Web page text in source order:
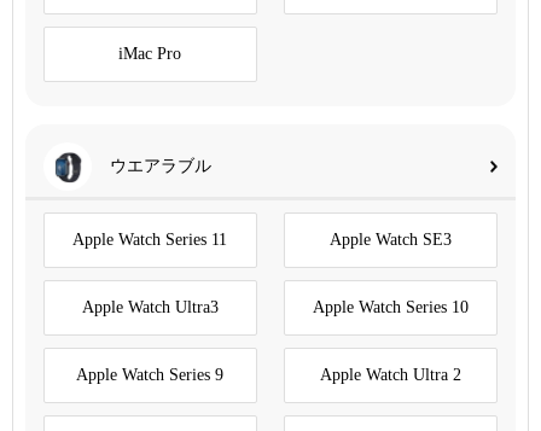
iMac Pro
ウエアラブル
Apple Watch Series 11 Apple Watch SE3
Apple Watch Ultra3 Apple Watch Series 10
Apple Watch Series 9 Apple Watch Ultra 2